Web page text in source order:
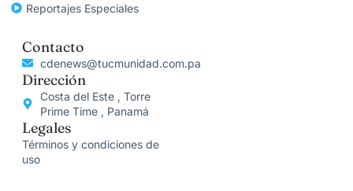
Reportajes Especiales
Contacto
cdenews@tucmunidad.com.pa
Dirección
Costa del Este , Torre
Prime Time , Panamá
Legales
Términos y condiciones de
uso